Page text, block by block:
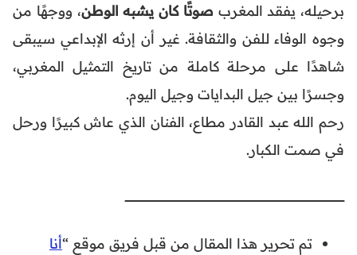
برحيله، يفقد المغرب صوتًا كان يشبه الوطن، ووجهًا من
وجوه الوفاء للفن والثقافة. غير أن إرثه الإبداعي سيبقى
شاهدًا على مرحلة كاملة من تاريخ التمثيل المغربي،
وجسرًا بين جيل البدايات وجيل اليوم.
رحم الله عبد القادر مطاع، الفنان الذي عاش كبيرًا ورحل
في صمت الكبار.
ـــــــــــــــــــــــــــــــــــــــــــــــــــــــــــــــــــــــــــــــــــــــــــــــــــــــــــــــــــــــــــــــــــــــــــــــــــــــــــــــــــــــــــــــــــــــــــــــــــــــــــــــــــــــــــــــــــــــــــــــــــــــــــــــــــــــــــــــــــ
تم تحرير هذا المقال من قبل فريق موقع “أنا